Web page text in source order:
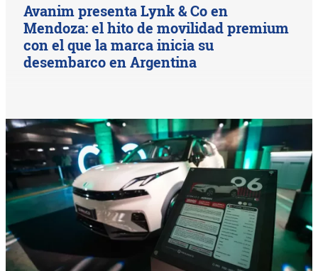
Avanim presenta Lynk & Co en
Mendoza: el hito de movilidad premium
con el que la marca inicia su
desembarco en Argentina